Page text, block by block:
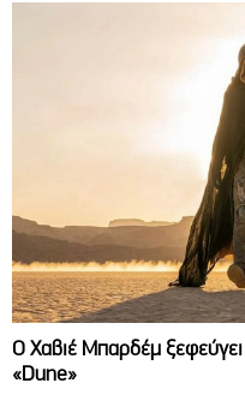
O Χαβιέ Μπαρδέμ
«Dune»